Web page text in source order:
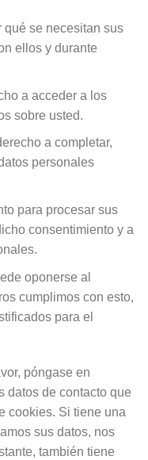
qué se necesitan sus
ellos y durante
a acceder a los
sobre usted.
a completar,
personales
para procesar sus
consentimiento y a
oponerse al
cumplimos con esto,
para el
póngase en
datos de contacto que
cookies. Si tiene una
sus datos, nos
también tiene